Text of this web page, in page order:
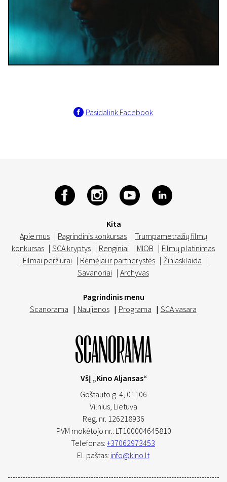
Pasidalink Facebook
Kita
Apie mus | Pagrindinis konkursas | Trumpametražių filmų
konkursas | SCA kryptys | Renginiai | MIOB | Filmų platinimas
| Filmai peržiūrai | Rėmėjai ir partnerystės | Žiniasklaida |
Savanoriai | Archyvas
Pagrindinis menu
Scanorama | Naujienos | Programa | SCA vasara
VšĮ „Kino Aljansas“
Goštauto g. 4, 01106
Vilnius, Lietuva
Reg. nr. 126218936
PVM mokėtojo nr.: LT100004645810
Telefonas: +37062973453
El. paštas: info@kino.lt